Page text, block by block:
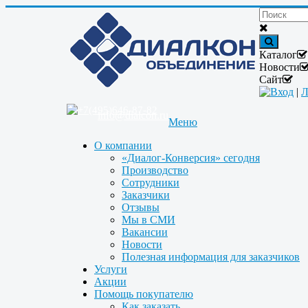
Каталог
Новости
Сайт
Вход |
Меню
О компании
«Диалог-Конверсия» сегодня
Производство
Сотрудники
Заказчики
Отзывы
Мы в СМИ
Вакансии
Новости
Полезная информация для заказчиков
Услуги
Акции
Помощь покупателю